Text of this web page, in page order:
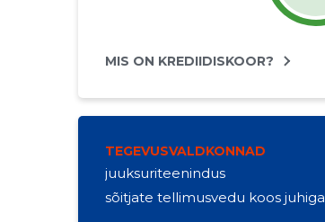
MIS ON KREDIIDISKOOR?
TEGEVUSVALDKONNAD
juuksuriteenindus
sõitjate tellimusvedu koos juhiga